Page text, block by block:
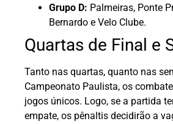
Grupo D: Palmeiras, Ponte
Bernardo e Velo Clube.
Quartas de Final e
Tanto nas quartas, quanto nas
Campeonato Paulista, os
jogos únicos. Logo, se a partida
empate, os pênaltis decidirão a